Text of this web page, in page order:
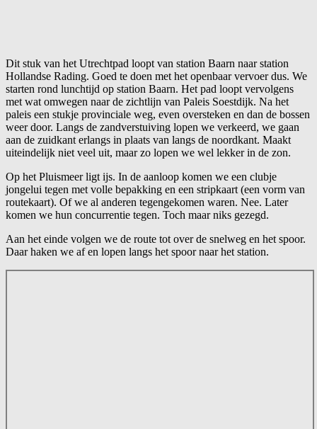
Dit stuk van het Utrechtpad loopt van station Baarn naar station
Hollandse Rading. Goed te doen met het openbaar vervoer dus. We
starten rond lunchtijd op station Baarn. Het pad loopt vervolgens
met wat omwegen naar de zichtlijn van Paleis Soestdijk. Na het
paleis een stukje provinciale weg, even oversteken en dan de bossen
weer door. Langs de zandverstuiving lopen we verkeerd, we gaan
aan de zuidkant erlangs in plaats van langs de noordkant. Maakt
uiteindelijk niet veel uit, maar zo lopen we wel lekker in de zon.
Op het Pluismeer ligt ijs. In de aanloop komen we een clubje
jongelui tegen met volle bepakking en een stripkaart (een vorm van
routekaart). Of we al anderen tegengekomen waren. Nee. Later
komen we hun concurrentie tegen. Toch maar niks gezegd.
Aan het einde volgen we de route tot over de snelweg en het spoor.
Daar haken we af en lopen langs het spoor naar het station.